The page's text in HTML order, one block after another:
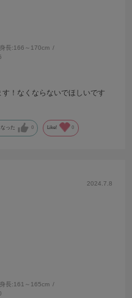
身長:166～170cm
！なくならないでほしいです
った 0 Like! 0
2024.7.8
身長:161～165cm